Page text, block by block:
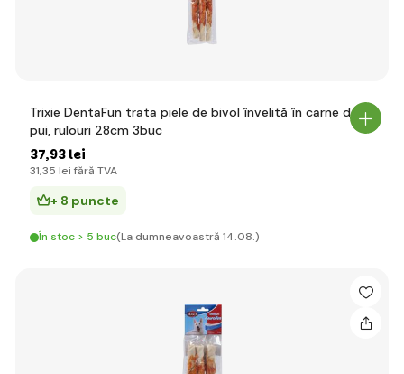
Trixie DentaFun trata piele de bivol învelită în carne de
pui, rulouri 28cm 3buc
37,93 lei
31,35 lei fără TVA
+ 8 puncte
În stoc > 5 buc(La dumneavoastră 14.08.)